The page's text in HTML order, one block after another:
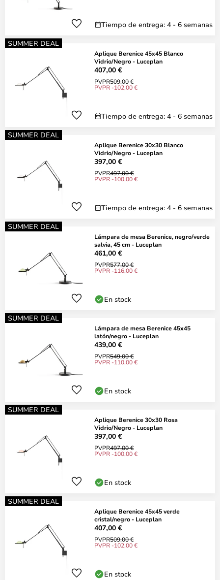
Tiempo de entrega: 4 - 6 semanas
SUMMER DEAL
Aplique Berenice 45x45 Blanco
Vidrio/Negro - Luceplan
407,00 €
PVPR509,00 €
PVPR -102,00 €
Tiempo de entrega: 4 - 6 semanas
SUMMER DEAL
Aplique Berenice 30x30 Blanco
Vidrio/Negro - Luceplan
397,00 €
PVPR497,00 €
PVPR -100,00 €
Tiempo de entrega: 4 - 6 semanas
SUMMER DEAL
Lámpara de mesa Berenice, negro/verde
salvia, 45 cm - Luceplan
461,00 €
PVPR577,00 €
PVPR -116,00 €
En stock
SUMMER DEAL
Lámpara de mesa Berenice 45x45
latón/negro - Luceplan
439,00 €
PVPR549,00 €
PVPR -110,00 €
En stock
SUMMER DEAL
Aplique Berenice 30x30 Rosa
Vidrio/Negro - Luceplan
397,00 €
PVPR497,00 €
PVPR -100,00 €
En stock
SUMMER DEAL
Aplique Berenice 45x45 verde
cristal/negro - Luceplan
407,00 €
PVPR509,00 €
PVPR -102,00 €
En stock